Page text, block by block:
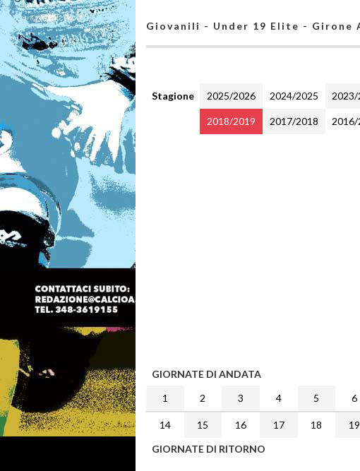
Giovanili - Under 19 Elite - Girone
Stagione 2025/2026 2024/2025
2018/2019 2017/2018
GIORNATE DI ANDATA
1
2 3 4 5 6
14 15 16 17 18 19
GIORNATE DI RITORNO